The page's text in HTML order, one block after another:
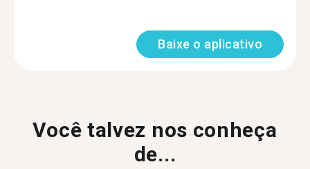
Baixe o aplicativo
Você talvez nos conheça
de...